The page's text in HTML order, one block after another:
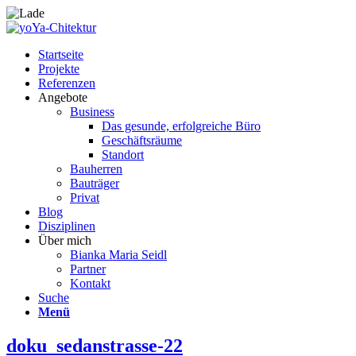
Startseite
Projekte
Referenzen
Angebote
Business
Das gesunde, erfolgreiche Büro
Geschäftsräume
Standort
Bauherren
Bauträger
Privat
Blog
Disziplinen
Über mich
Bianka Maria Seidl
Partner
Kontakt
Suche
Menü
doku_sedanstrasse-22